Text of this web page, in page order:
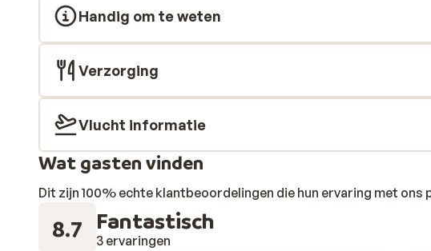
verkennen en dagelijkse uitstapjes te maken.
Handig om te weten
Verzorging
Vlucht informatie
Wat gasten vinden
Dit zijn 100% echte klantbeoordelingen die hun ervaring met
8.7 Fantastisch
3 ervaringen